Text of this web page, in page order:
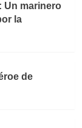
Un marinero
la
de